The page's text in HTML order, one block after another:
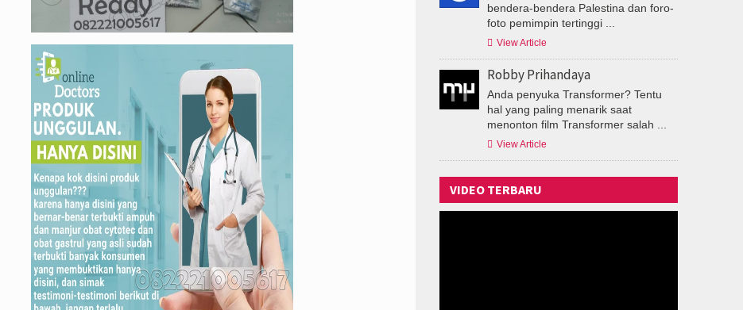
bendera-bendera Palestina dan foro-
foto pemimpin tertinggi ...
 View Article
Robby Prihandaya
Anda penyuka Transformer? Tentu
hal yang paling menarik saat
menonton film Transformer salah ...
 View Article
VIDEO TERBARU